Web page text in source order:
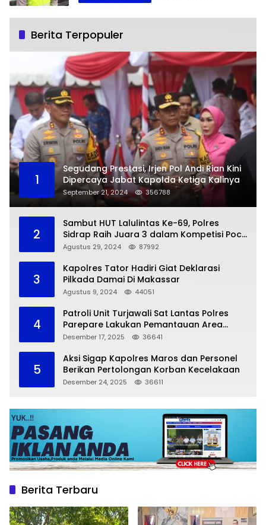
Berita Terpopuler
1
Segudang Prestasi, Irjen Pol Andi Rian Kini
Dipercaya Jabat Kapolda Ketiga Kalinya
September 21, 2024 356788
2
Sambut HUT Lalulintas Ke-69, Polres
Sidrap Raih Juara 3 dalam Kompetisi Pocil
Zona 5
Agustus 29, 2024 87992
3
Kapolres Tator Hadiri Giat Deklarasi
Pilkada Damai Di Makassar
Agustus 9, 2024 44051
4
Patroli Unit Turjawali Sat Lantas Polres
Parepare Lakukan Pemantauan Area
Larangan Parkir
Desember 17, 2025 36641
5
Aksi Sigap Kapolres Maros dan Personel
Berikan Pertolongan Korban Kecelakaan
Desember 24, 2025 36611
Berita Terbaru